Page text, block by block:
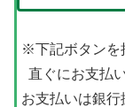
※下記ボタンを
直ぐにお支払
お支払いは銀